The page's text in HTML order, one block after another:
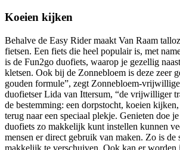
Koeien kijken
Behalve de Easy Rider maakt Van Raam
fietsen. Een fiets die heel populair is, met
is de Fun2go duofiets, waarop je gezellig
kletsen. Ook bij de Zonnebloem is deze zeer
gouden formule”, zegt Zonnebloem-
duofietser Lida van Ittersum, “de vrijwilliger
de bestemming: een dorpstocht, koeien
terug naar een speciaal plekje. Genieten doe
duofiets zo makkelijk kunt instellen kunnen
mensen er direct gebruik van maken. Zo is de
makkelijk te verschuiven. Ook kan er worden